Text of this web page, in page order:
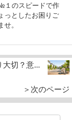
１のスピードで作
っとしたお困りご
。
大切？意...
＞次のページ